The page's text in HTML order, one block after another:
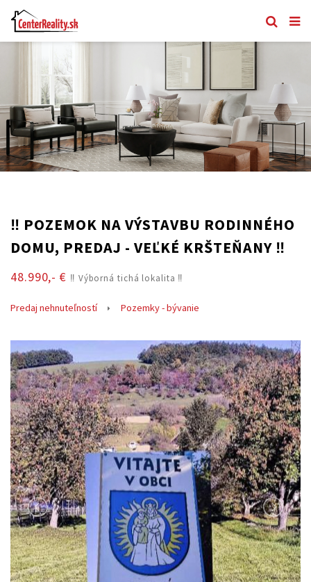
‼️ POZEMOK NA VÝSTAVBU RODINNÉHO
DOMU, PREDAJ - VEĽKÉ KRŠTEŇANY ‼️
48.990,- € ‼️ Výborná tichá lokalita ‼️
Predaj nehnuteľností Pozemky - bývanie